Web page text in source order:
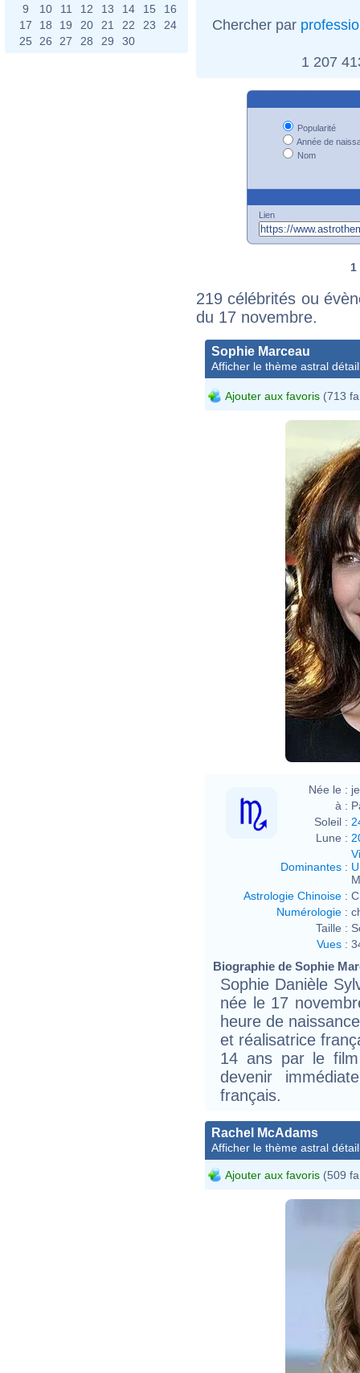
9
10 11 12 13 14 15
16
17
18 19 20 21 22 23
24
25
26 27 28 29 30
Chercher par
1 207
Popularité
Année de
Nom
Lien
1
219 célébrités ou
du 17 novembre.
Sophie Marceau
Afficher le thème astral
Ajouter aux favoris (713
Née le :
à :
Soleil :
Lune :
Dominantes :
Astrologie Chinoise :
Numérologie :
Taille :
Vues :
Biographie de Sophie
Sophie Danièle
née le 17
heure de
et réalisatrice
14 ans par le
devenir
français.
Rachel McAdams
Afficher le thème astral
Ajouter aux favoris (509